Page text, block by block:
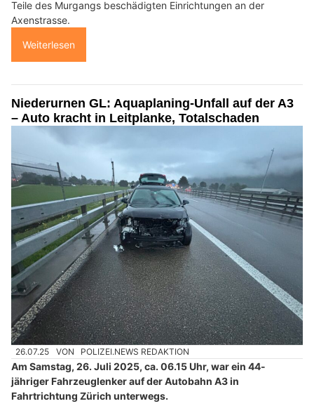
Teile des Murgangs beschädigten Einrichtungen an der
Axenstrasse.
Weiterlesen
Niederurnen GL: Aquaplaning-Unfall auf der A3
– Auto kracht in Leitplanke, Totalschaden
26.07.25 VON POLIZEI.NEWS REDAKTION
Am Samstag, 26. Juli 2025, ca. 06.15 Uhr, war ein 44-
jähriger Fahrzeuglenker auf der Autobahn A3 in
Fahrtrichtung Zürich unterwegs.